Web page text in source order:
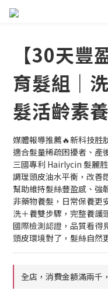
【30天豐
育髮組｜
髮活齡素
媒體報導推薦🔥新科技胜
適合髮量稀疏困擾者、產
三國專利 Hairlycin 髮麗
調理頭皮油水平衡，改善
幫助維持髮絲豐盈感、強
非藥物養髮，日常保養更
洗＋養雙步驟，完整養護
國際檢測認證，品質看得
頭皮環境對了，髮絲自然
全店，消費金額滿兩千